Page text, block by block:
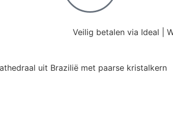
Veilig betalen via Ideal |